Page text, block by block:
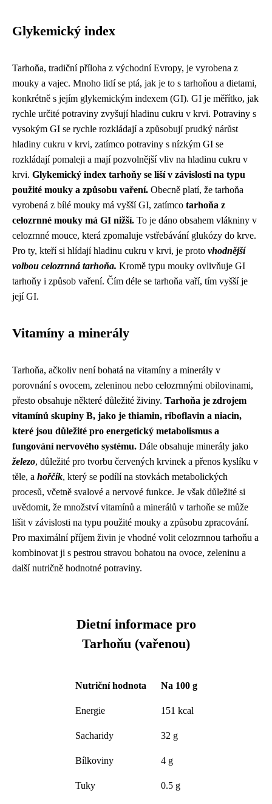
Glykemický index
Tarhoňa, tradiční příloha z východní Evropy, je vyrobena z
mouky a vajec. Mnoho lidí se ptá, jak je to s tarhoňou a dietami,
konkrétně s jejím glykemickým indexem (GI). GI je měřítko, jak
rychle určité potraviny zvyšují hladinu cukru v krvi. Potraviny s
vysokým GI se rychle rozkládají a způsobují prudký nárůst
hladiny cukru v krvi, zatímco potraviny s nízkým GI se
rozkládají pomaleji a mají pozvolnější vliv na hladinu cukru v
krvi. Glykemický index tarhoňy se liší v závislosti na typu
použité mouky a způsobu vaření. Obecně platí, že tarhoňa
vyrobená z bílé mouky má vyšší GI, zatímco tarhoňa z
celozrnné mouky má GI nižší. To je dáno obsahem vlákniny v
celozrnné mouce, která zpomaluje vstřebávání glukózy do krve.
Pro ty, kteří si hlídají hladinu cukru v krvi, je proto vhodnější
volbou celozrnná tarhoňa. Kromě typu mouky ovlivňuje GI
tarhoňy i způsob vaření. Čím déle se tarhoňa vaří, tím vyšší je
její GI.
Vitamíny a minerály
Tarhoňa, ačkoliv není bohatá na vitamíny a minerály v
porovnání s ovocem, zeleninou nebo celozrnnými obilovinami,
přesto obsahuje některé důležité živiny. Tarhoňa je zdrojem
vitamínů skupiny B, jako je thiamin, riboflavin a niacin,
které jsou důležité pro energetický metabolismus a
fungování nervového systému. Dále obsahuje minerály jako
železo, důležité pro tvorbu červených krvinek a přenos kyslíku v
těle, a hořčík, který se podílí na stovkách metabolických
procesů, včetně svalové a nervové funkce. Je však důležité si
uvědomit, že množství vitamínů a minerálů v tarhoňe se může
lišit v závislosti na typu použité mouky a způsobu zpracování.
Pro maximální příjem živin je vhodné volit celozrnnou tarhoňu a
kombinovat ji s pestrou stravou bohatou na ovoce, zeleninu a
další nutričně hodnotné potraviny.
Dietní informace pro
Tarhoňu (vařenou)
Nutriční hodnota Na 100 g
Energie 151 kcal
Sacharidy 32 g
Bílkoviny 4 g
Tuky 0.5 g